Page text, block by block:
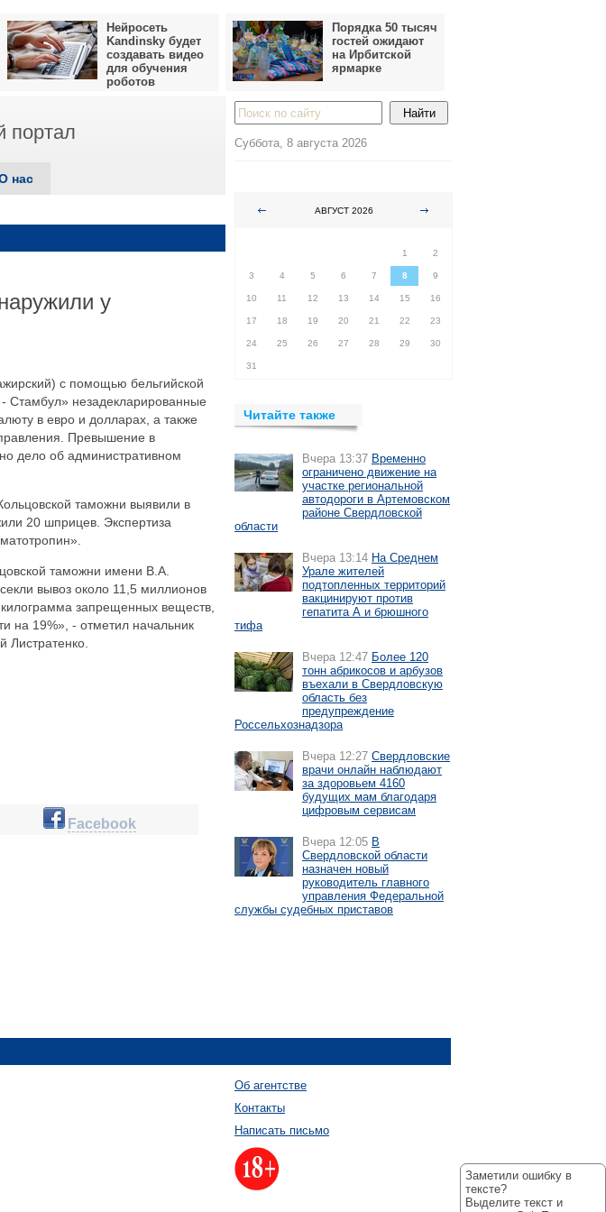
Нейросеть
Kandinsky будет
создавать видео
для обучения
роботов
Порядка 50 тысяч
гостей ожидают
на Ирбитской
ярмарке
портал
нас
у
с помощью бельгийской
Стамбул» незадекларированные
в евро и долларах, а также
Превышение в
дело об административном
таможни выявили в
20 шприцев. Экспертиза
таможни имени В.А.
вывоз около 11,5 миллионов
запрещенных веществ,
на 19%», - отметил начальник
Листратенко.
Facebook
Суббота, 8 августа 2026
АВГУСТ 2026
1
2
3 4 5 6 7 8 9
10 11 12 13 14 15 16
17 18 19 20 21 22 23
24 25 26 27 28 29 30
31
Читайте также
Вчера 13:37 Временно
ограничено движение на
участке региональной
автодороги в Артемовском
районе Свердловской
области
Вчера 13:14 На Среднем
Урале жителей
подтопленных территорий
вакцинируют против
гепатита А и брюшного
тифа
Вчера 12:47 Более 120
тонн абрикосов и арбузов
въехали в Свердловскую
область без
предупреждение
Россельхознадзора
Вчера 12:27 Свердловские
врачи онлайн наблюдают
за здоровьем 4160
будущих мам благодаря
цифровым сервисам
Вчера 12:05 В
Свердловской области
назначен новый
руководитель главного
управления Федеральной
службы судебных приставов
Об агентстве
Контакты
Написать письмо
Заметили ошибку в
тексте?
Выделите текст и